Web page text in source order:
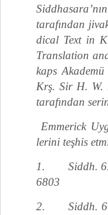
tarafından
dical Text in
Translation
kaps
Krş. Sir H. W.
tarafın­dan
Emmerick
lerini teşhis
1.
6803
2.